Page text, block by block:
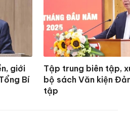
giới
Bí
Tập trung biên tập,
bộ sách Văn kiện
tập